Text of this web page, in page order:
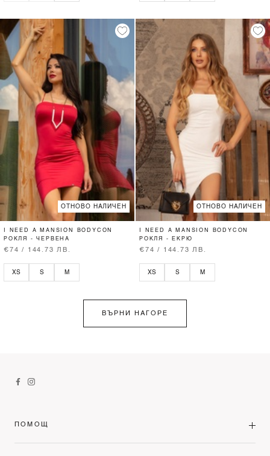
ОТНОВО НАЛИЧЕН
I NEED A MANSION BODYCON
РОКЛЯ - ЧЕРВЕНА
€74 / 144.73 ЛВ.
XS S M
ОТНОВО НАЛИЧЕН
I NEED A MANSION BODYCON
РОКЛЯ - ЕКРЮ
€74 / 144.73 ЛВ.
XS S M
ВЪРНИ НАГОРЕ
ПОМОЩ